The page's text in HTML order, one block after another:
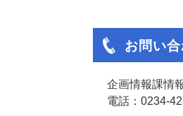
お問い
企画情報課情
電話：0234-